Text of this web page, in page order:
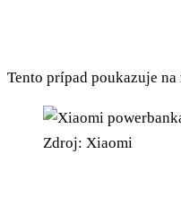
Tento prípad poukazuje
Zdroj: Xiaomi